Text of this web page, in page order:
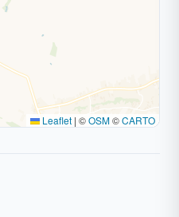
Leaflet | ©OSM©CARTO